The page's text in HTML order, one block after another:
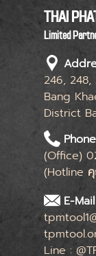
THAI
Limited
246, 248,
Bang
District
Phone
(Office)
(Hotline
E-Mail
Line :